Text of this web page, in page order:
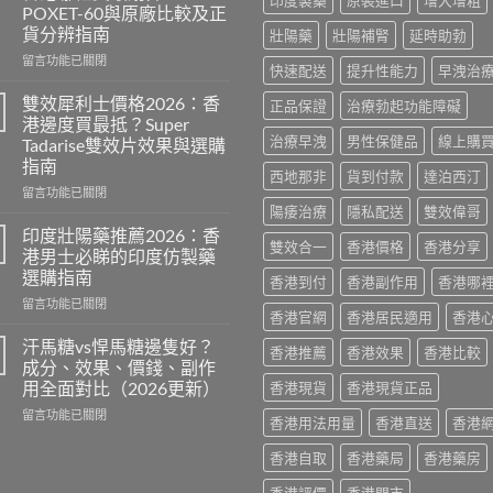
POXET-60與原廠比較及正
貨分辨指南
在
利
勁
印
度
版
價
2026：
香
港
哪
裡
最
划
算？
POXET-
60
留言功能已關閉
雙效犀利士價格2026：香
港邊度買最抵？Super
Tadarise雙效片效果與選購
指南
在
效
犀
利
士
價
2026：
香
港
邊
度
留言功能已關閉
印度壯陽藥推薦2026：香
港男士必睇的印度仿製藥
選購指南
在
度
壯
陽
藥
推
留言功能已關閉
汗馬糖vs悍馬糖邊隻好？
成分、效果、價錢、副作
用全面對比（2026更新）
在
留言功能已關閉
壯陽藥
壯陽補腎
延時助勃
快速配送
提升性能力
早洩治療
正品保證
治療勃起功能障礙
治療早洩
男性保健品
線上購買
西地那非
貨到付款
達泊西汀
陽痿治療
隱私配送
雙效偉哥
雙效合一
香港價格
香港分享
香港到付
香港副作用
香港哪
香港官網
香港居民適用
香港
香港推薦
香港效果
香港比較
香港現貨
香港現貨正品
香港用法用量
香港直送
香港
香港自取
香港藥局
香港藥房